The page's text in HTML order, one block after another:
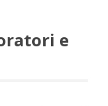
e